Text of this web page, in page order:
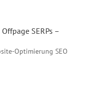
SERPs –
Optimierung SEO